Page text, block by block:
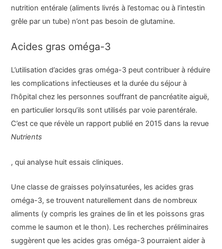
nutrition entérale (aliments livrés à l’estomac ou à l’intestin
grêle par un tube) n’ont pas besoin de glutamine.
Acides gras oméga-3
L’utilisation d’acides gras oméga-3 peut contribuer à réduire
les complications infectieuses et la durée du séjour à
l’hôpital chez les personnes souffrant de pancréatite aiguë,
en particulier lorsqu’ils sont utilisés par voie parentérale.
C’est ce que révèle un rapport publié en 2015 dans la revue
Nutrients
, qui analyse huit essais cliniques.
Une classe de graisses polyinsaturées, les acides gras
oméga-3, se trouvent naturellement dans de nombreux
aliments (y compris les graines de lin et les poissons gras
comme le saumon et le thon). Les recherches préliminaires
suggèrent que les acides gras oméga-3 pourraient aider à